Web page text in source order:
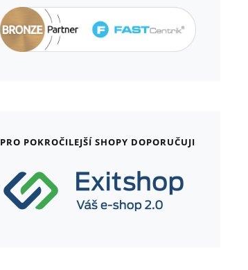
PRO POKROČILEJŠÍ SHOPY DOPORUČUJI